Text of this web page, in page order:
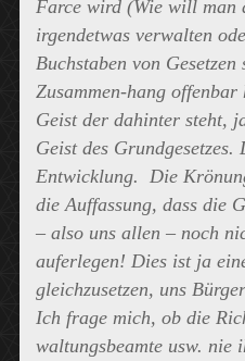
Farce wird (Wie will man
irgendetwas verwalten
Buchstaben von Gesetzen
Zusammen-hang
Geist der dahinter steht,
Geist des Grundgesetzes.
Entwicklung. Die
die Auffassung, dass die
– also uns allen – noch
auferlegen! Dies ist ja
gleichzusetzen, uns
Ich frage mich, ob die
waltungsbeamte usw. nie